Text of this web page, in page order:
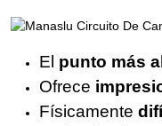
El punto más
Ofrece
Físicamente